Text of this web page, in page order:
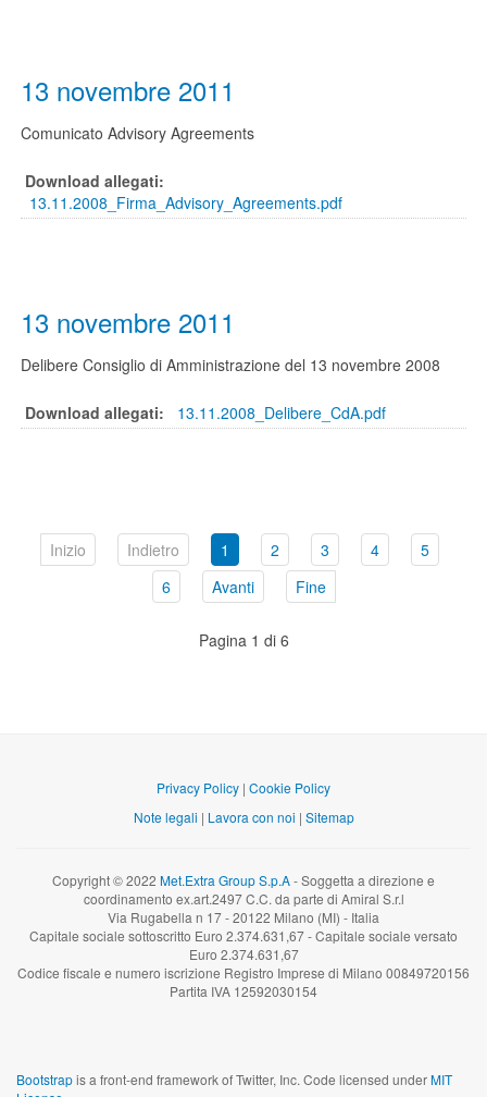
13 novembre 2011
Comunicato Advisory Agreements
Download allegati:
13.11.2008_Firma_Advisory_Agreements.pdf
13 novembre 2011
Delibere Consiglio di Amministrazione del 13 novembre 2008
Download allegati: 13.11.2008_Delibere_CdA.pdf
Inizio Indietro 1 2 3 4
5
6
Avanti Fine
Pagina 1 di 6
Privacy Policy | Cookie Policy
Note legali | Lavora con noi | Sitemap
Copyright © 2022 Met.Extra Group S.p.A- Soggetta a direzione e
coordinamento ex.art.2497 C.C. da parte di Amiral S.r.l
Via Rugabella n 17 - 20122 Milano (MI) - Italia
Capitale sociale sottoscritto Euro 2.374.631,67 - Capitale sociale versato
Euro 2.374.631,67
Codice fiscale e numero iscrizione Registro Imprese di Milano 00849720156
Partita IVA 12592030154
Bootstrapis a front-end framework of Twitter, Inc. Code licensed underMIT